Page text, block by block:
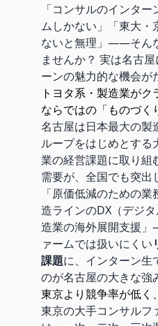
「コンサルのインタ
ムしかない」「東大・
ないと無理」——そん
ませんか？ 実は名古
ーンの魅力的な機会が
トヨタ系・製造業が
ならではの「ものづく
名古屋は日本最大の製
ループをはじめとする
業の経営課題に取り組
需要が、全国でも突出
「原価低減のための
造ラインのDX（デジ
造業の海外展開支援
ァームでは扱いにくい
課題に、インターン生
のが名古屋の大きな強
東京より競争率が低く
東京の大手コンサルフ